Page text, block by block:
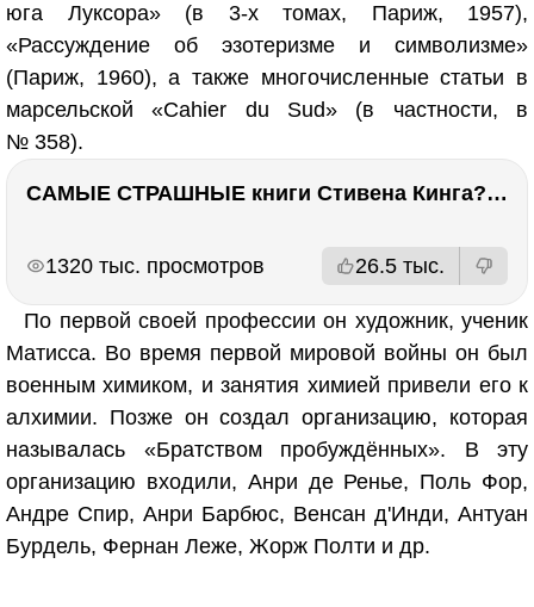
юга Луксора» (в 3-х томах, Париж, 1957),
«Рассуждение об эзотеризме и символизме»
(Париж, 1960), а также многочисленные статьи в
марсельской «Cahier du Sud» (в частности, в
№ 358).
САМЫЕ СТРАШНЫЕ книги Стивена Кинга???
1320 тыс. просмотров 26.5 тыс.
По первой своей профессии он художник, ученик
Матисса. Во время первой мировой войны он был
военным химиком, и занятия химией привели его к
алхимии. Позже он создал организацию, которая
называлась «Братством пробуждённых». В эту
организацию входили, Анри де Ренье, Поль Фор,
Андре Спир, Анри Барбюс, Венсан д'Инди, Антуан
Бурдель, Фернан Леже, Жорж Полти и др.